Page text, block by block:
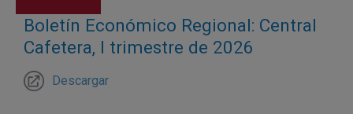
Boletín Económico Regional: Central
Cafetera, I trimestre de 2026
Descargar